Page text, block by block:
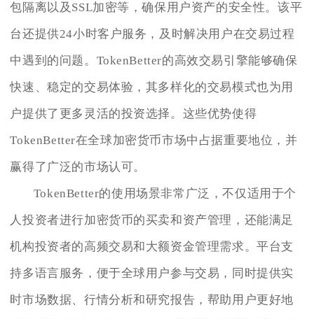
包隔离以及SSL加密等，确保用户资产的安全性。该平
台还提供24小时客户服务，及时解决用户在交易过程
中遇到的问题。TokenBetter的高效交易引擎能够确保
快速、稳定的交易体验，其多样化的交易模式也为用
户提供了更多灵活的投资选择。这些优势使得
TokenBetter在全球加密货币市场中占据重要地位，并
赢得了广泛的市场认可。
TokenBetter的使用场景非常广泛，不仅适用于个
人投资者进行加密货币的买卖和资产管理，还能满足
机构投资者的高频交易和大额资金管理需求。平台支
持多语言服务，便于全球用户参与交易，同时提供实
时市场数据、行情分析和研究报告，帮助用户更好地